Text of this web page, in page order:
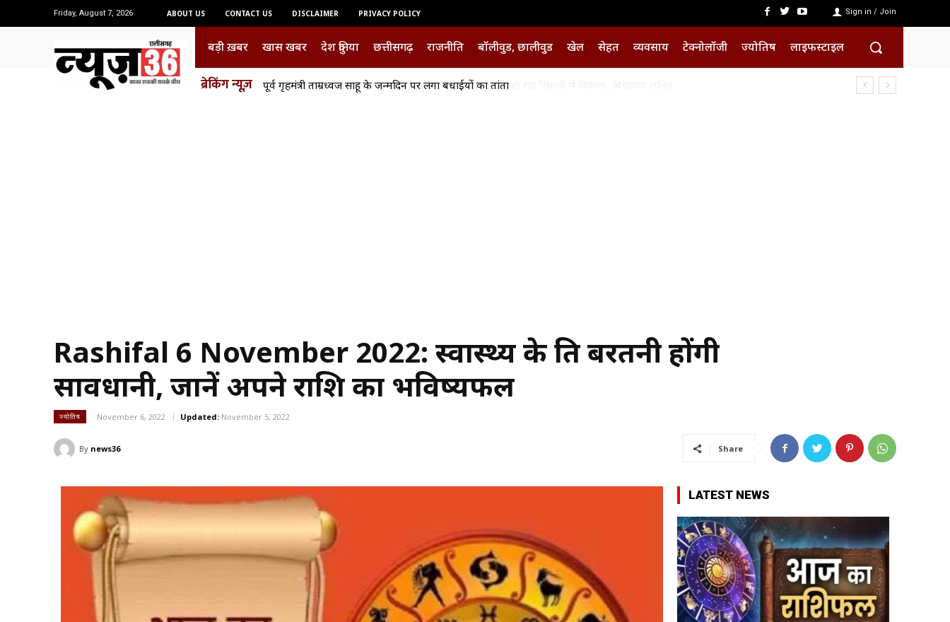
Friday, August 7, 2026 ABOUT US CONTACT US DISCLAIMER PRIVACY POLICY Sign in / Join
बड़ी ख़बर खास खबर देश दुनिया छत्तीसगढ़ राजनीति बॉलीवुड, छालीवुड खेल सेहत व्यवसाय टेक्नोलॉजी ज्योतिष लाइफस्टाइल
ब्रेकिंग न्यूज़ 1 करोड़ 97 लाख 08 हजार का भूमिपूजन, बिना भेद भाव के हो रहा रिसाली में विकास : विधायक ललित
Rashifal 6 November 2022: स्वास्थ्य के प्रति बरतनी होंगी
सावधानी, जानें अपने राशि का भविष्यफल
ज्योतिष November 6, 2022 Updated: November 5, 2022
By news36 Share
LATEST NEWS